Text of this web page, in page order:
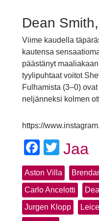
Dean
Viime kaudella
kautensa
päästänyt
tyylipuhtaat voitot
Fulhamista (3–0)
neljänneksi kolmen
https://
Twitter
Jaa
Aston Villa
Carlo Ancelotti
Jurgen Klopp